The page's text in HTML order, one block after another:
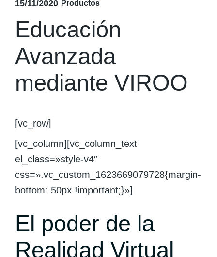
15/11/2020 Productos
Educación
Avanzada
mediante VIROO
[vc_row]
[vc_column][vc_column_text
el_class=»style-v4″
css=».vc_custom_1623669079728{margin-
bottom: 50px !important;}»]
El poder de la
Realidad Virtual